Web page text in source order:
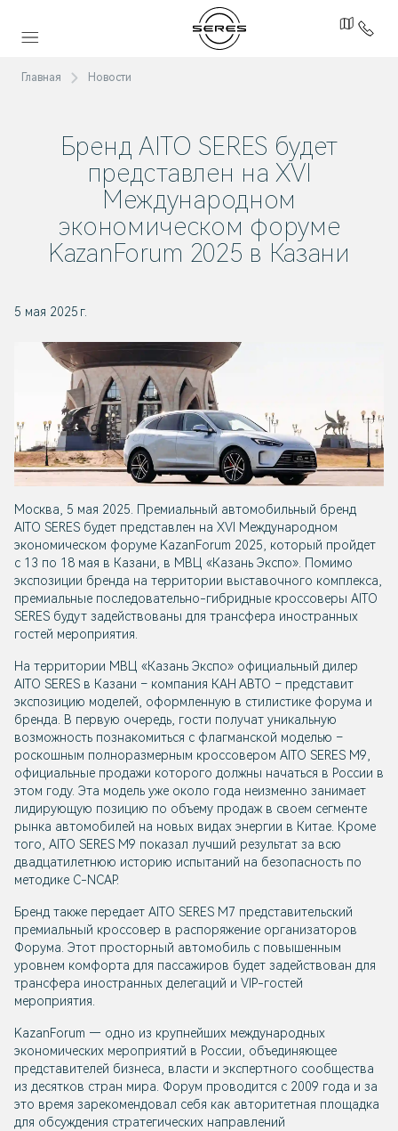
Главная Новости
Бренд AITO SERES будет
представлен на XVI
Международном
экономическом форуме
KazanForum 2025 в Казани
5 мая 2025 г.
Москва, 5 мая 2025. Премиальный автомобильный бренд
AITO SERES будет представлен на XVI Международном
экономическом форуме KazanForum 2025, который пройдет
с 13 по 18 мая в Казани, в МВЦ «Казань Экспо». Помимо
экспозиции бренда на территории выставочного комплекса,
премиальные последовательно-гибридные кроссоверы AITO
SERES будут задействованы для трансфера иностранных
гостей мероприятия.
На территории МВЦ «Казань Экспо» официальный дилер
AITO SERES в Казани – компания КАН АВТО – представит
экспозицию моделей, оформленную в стилистике форума и
бренда. В первую очередь, гости получат уникальную
возможность познакомиться с флагманской моделью –
роскошным полноразмерным кроссовером AITO SERES М9,
официальные продажи которого должны начаться в России в
этом году. Эта модель уже около года неизменно занимает
лидирующую позицию по объему продаж в своем сегменте
рынка автомобилей на новых видах энергии в Китае. Кроме
того, AITO SERES М9 показал лучший результат за всю
двадцатилетнюю историю испытаний на безопасность по
методике C-NCAP.
Бренд также передает AITO SERES М7 представительский
премиальный кроссовер в распоряжение организаторов
Форума. Этот просторный автомобиль с повышенным
уровнем комфорта для пассажиров будет задействован для
трансфера иностранных делегаций и VIP-гостей
мероприятия.
KazanForum — одно из крупнейших международных
экономических мероприятий в России, объединяющее
представителей бизнеса, власти и экспертного сообщества
из десятков стран мира. Форум проводится с 2009 года и за
это время зарекомендовал себя как авторитетная площадка
для обсуждения стратегических направлений